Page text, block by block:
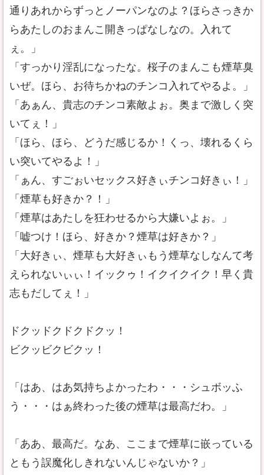
通りあれからずっとノーパンなのよ？ほらさっきか
らあたしのおまんこ開きっぱなしなの。入れて
ぇ。」
「すっかり淫乱になったな。桜子のまんこも煙草臭
いぜ。ほら、お待ちかねのチンコ入れてやるよ。」
「あぁん、貴志のチンコ素敵よぉ。奥まで激しく突
いてぇ！」
「ほら、ほら、どうだ感じるか！くっ、壊れるくら
い突いてやるよ！」
「ぁん、すごぉいセックス好きぃチンコ好きぃ！」
「煙草も好きか？！」
「煙草はあたしを狂わせるから大嫌いよぉ。」
「嘘つけ！ほら、好きか？煙草は好きか？」
「大好きぃ、煙草も大好きぃもう煙草なしなんて考
えられないぃぃ！イックゥ！イクイクイク！早く貴
志もだしてぇ！」
ドクッドクドクドクッ！
ビクッビクビクッ！
「はあ、はあ気持ちよかったわ・・・シュボッふ
う・・・はぁ終わった後の煙草は最高だわ。」
「ああ、最高だ。なあ、ここまで煙草に嵌っている
ともう誤魔化しきれないんじゃないか？」